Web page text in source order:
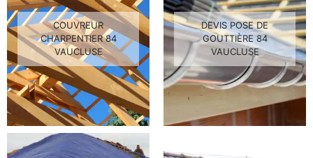
COUVREUR
CHARPENTIER 84
VAUCLUSE
DEVIS POSE DE
GOUTTIÈRE 84
VAUCLUSE